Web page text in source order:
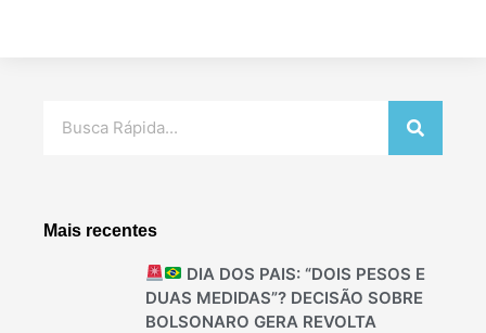
Mais recentes
DIA DOS PAIS: “DOIS PESOS E
DUAS MEDIDAS”? DECISÃO SOBRE
BOLSONARO GERA REVOLTA